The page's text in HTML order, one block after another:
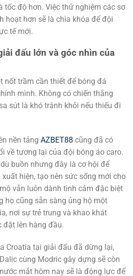
tốc độ hơn. Việc thử nghiệm các sơ
hoạt hơn sẽ là chìa khóa để đội
tế mới.
đấu lớn và góc nhìn của
nốt trầm cần thiết để bóng đá
mình. Không có chiến thắng
sút là khó tránh khỏi nếu thiếu đi
nền tảng AZBET88 cũng đã có
về tương lai của đội bóng áo caro.
buồn nhưng đây là cơ hội để
hiện, tạo nên sức sống mới cho
vẫn luôn dành tình cảm đặc biệt
họ cũng sẵn sàng ủng hộ một
nơi sự trẻ trung và khao khát
lên hàng đầu.
Croatia tại giải đấu đã dừng lại,
cùng Modric gây dựng sẽ còn
mắt hôm nay sẽ là động lực để